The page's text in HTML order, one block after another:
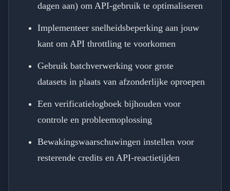
dagen aan) om API-gebruik te optimaliseren
Implementeer snelheidsbeperking aan jouw
kant om API throttling te voorkomen
Gebruik batchverwerking voor grote
datasets in plaats van afzonderlijke oproepen
Een verificatielogboek bijhouden voor
controle en probleemoplossing
Bewakingswaarschuwingen instellen voor
resterende credits en API-reactietijden